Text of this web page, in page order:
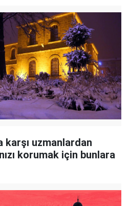
karşı uzmanlardan
korumak için bunlara